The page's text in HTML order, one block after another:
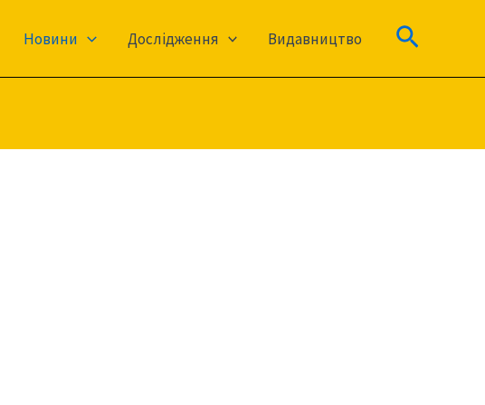
Новини Дослідження Видавництво Пошук